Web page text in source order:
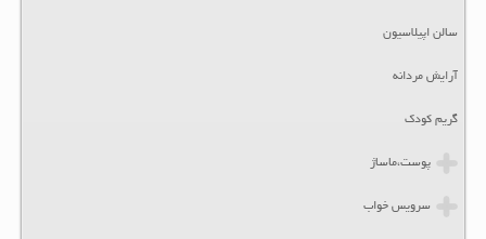
سالن اپیلاسیون
آرایش مردانه
گریم کودک
پوست،ماساژ
سرویس خواب